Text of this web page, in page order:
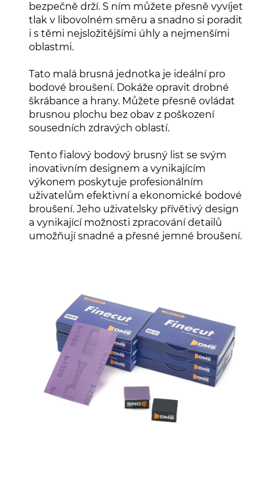
bezpečně drží. S ním můžete přesně vyvíjet
tlak v libovolném směru a snadno si poradit
i s těmi nejsložitějšími úhly a nejmenšími
oblastmi.
Tato malá brusná jednotka je ideální pro
bodové broušení. Dokáže opravit drobné
škrábance a hrany. Můžete přesně ovládat
brusnou plochu bez obav z poškození
sousedních zdravých oblastí.
Tento fialový bodový brusný list se svým
inovativním designem a vynikajícím
výkonem poskytuje profesionálním
uživatelům efektivní a ekonomické bodové
broušení. Jeho uživatelsky přívětivý design
a vynikající možnosti zpracování detailů
umožňují snadné a přesné jemné broušení.